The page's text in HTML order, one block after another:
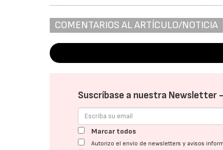
COMENTARIOS AL ARTÍCULO/NOTICIA
Suscríbase a nuestra Newsletter -
Marcar todos
Autorizo el envío de newsletters y avisos